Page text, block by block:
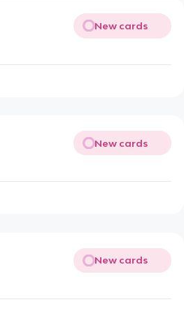
New cards
New cards
New cards